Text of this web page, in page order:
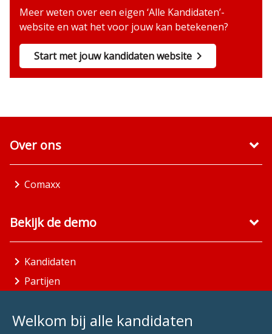
Meer weten over een eigen ‘Alle Kandidaten’-
website en wat het voor jouw kan betekenen?
Start met jouw kandidaten website
Welkom bij alle kandidaten
Over ons
Comaxx
Bekijk de demo
Kandidaten
Partijen
Aandachtsgebieden